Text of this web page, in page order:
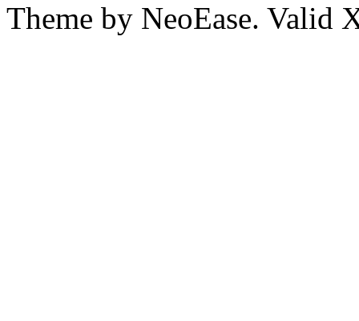
Theme by NeoEase. Valid